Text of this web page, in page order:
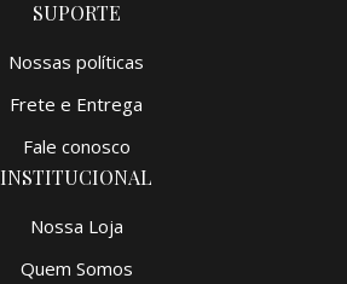
SUPORTE
Nossas políticas
Frete e Entrega
Fale conosco
INSTITUCIONAL
Nossa Loja
Quem Somos